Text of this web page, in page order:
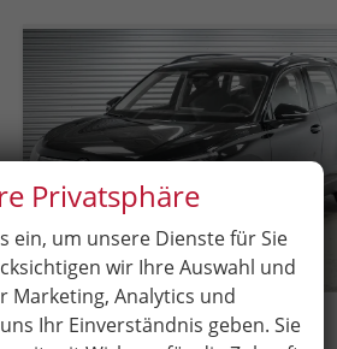
Volkswagen Tiguan
Privatsphäre
ein, um unsere Dienste für Sie
wir Ihre Auswahl und
Marketing, Analytics und
Ihr Einverständnis geben. Sie